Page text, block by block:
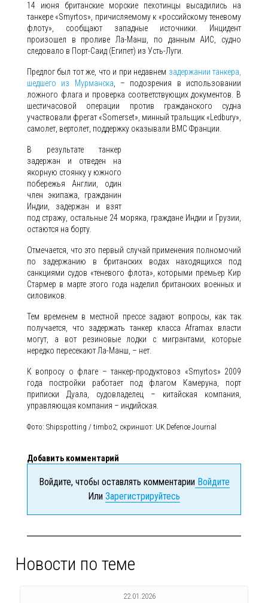
14 июня британские морские пехотинцы высадились на
танкере «Smyrtos», причисляемому к «российскому теневому
флоту», сообщают западные источники. Инцидент
произошел в проливе Ла-Манш, по данным АИС, судно
следовало в Порт-Саид (Египет) из Усть-Луги.
Предлог был тот же, что и при недавнем задержании танкера,
шедшего из Мурманска, – подозрения в использовании
ложного флага и проверка соответствующих документов. В
шестичасовой операции против гражданского судна
участвовали фрегат «Somerset», минный тральщик «Ledbury»,
самолет, вертолет, поддержку оказывали ВМС Франции.
В результате танкер
задержан и отведен на
якорную стоянку у южного
побережья Англии, один
член экипажа, гражданин
Индии, задержан и взят
под стражу, остальные 24 моряка, граждане Индии и Грузии,
остаются на борту.
Отмечается, что это первый случай применения полномочий
по задержанию в британских водах находящихся под
санкциями судов «теневого флота», которыми премьер Кир
Стармер в марте этого года наделил британских военных и
силовиков.
Тем временем в местной прессе задают вопросы, как так
получается, что задержать танкер класса Aframax власти
могут, а вот резиновые лодки с мигрантами, которые
нередко пересекают Ла-Манш, – нет.
К вопросу о флаге – танкер-продуктовоз «Smyrtos» 2009
года постройки работает под флагом Камеруна, порт
приписки Дуала, судовладелец – китайская компания,
управляющая компания – индийская.
Фото: Shipspotting / timbo2, скриншот: UK Defence Journal
Добавить комментарий
Войдите, чтобы оставлять комментарииВойдите
Или Зарегистрируйтесь
Новости по теме
22.01.2026